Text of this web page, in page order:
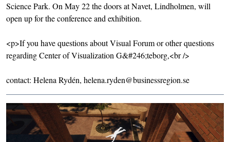
Science Park. On May 22 the doors at Navet, Lindholmen, will
open up for the conference and exhibition.
<p>If you have questions about Visual Forum or other questions
regarding Center of Visualization G&#246;teborg,<br />
contact: Helena Rydén, helena.ryden@businessregion.se